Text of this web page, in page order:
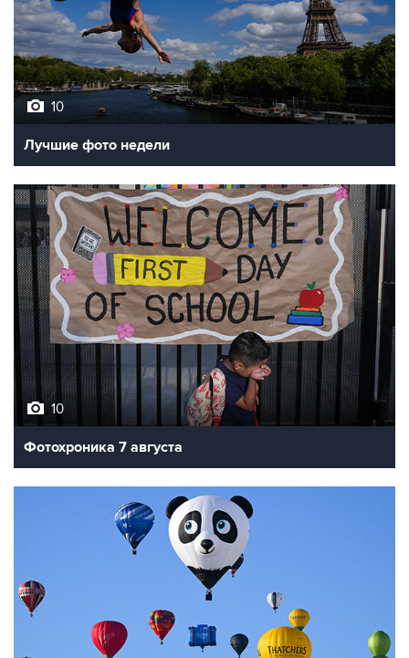
10
Лучшие фото недели
10
Фотохроника 7 августа